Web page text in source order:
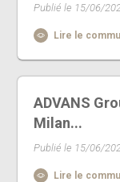
Publié le 15/06/
Lire le
ADVANS
Milan...
Publié le 15/06/
Lire le